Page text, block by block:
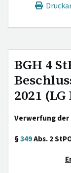
BGH 4
2021 (LG
Verwerfung der
§349Abs. 2